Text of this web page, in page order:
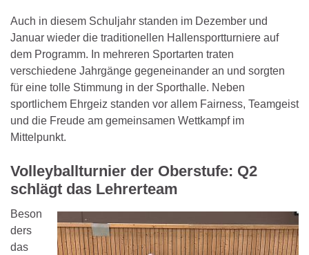
Auch in diesem Schuljahr standen im Dezember und
Januar wieder die traditionellen Hallensportturniere auf
dem Programm. In mehreren Sportarten traten
verschiedene Jahrgänge gegeneinander an und sorgten
für eine tolle Stimmung in der Sporthalle. Neben
sportlichem Ehrgeiz standen vor allem Fairness, Teamgeist
und die Freude am gemeinsamen Wettkampf im
Mittelpunkt.
Volleyballturnier der Oberstufe: Q2
schlägt das Lehrerteam
Beson
ders
das